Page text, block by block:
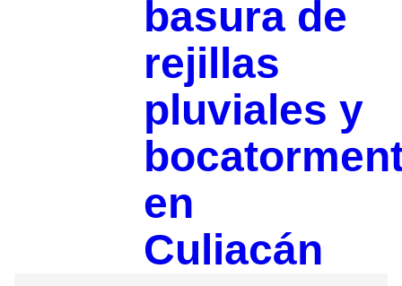
basura de
rejillas
pluviales y
en
Culiacán